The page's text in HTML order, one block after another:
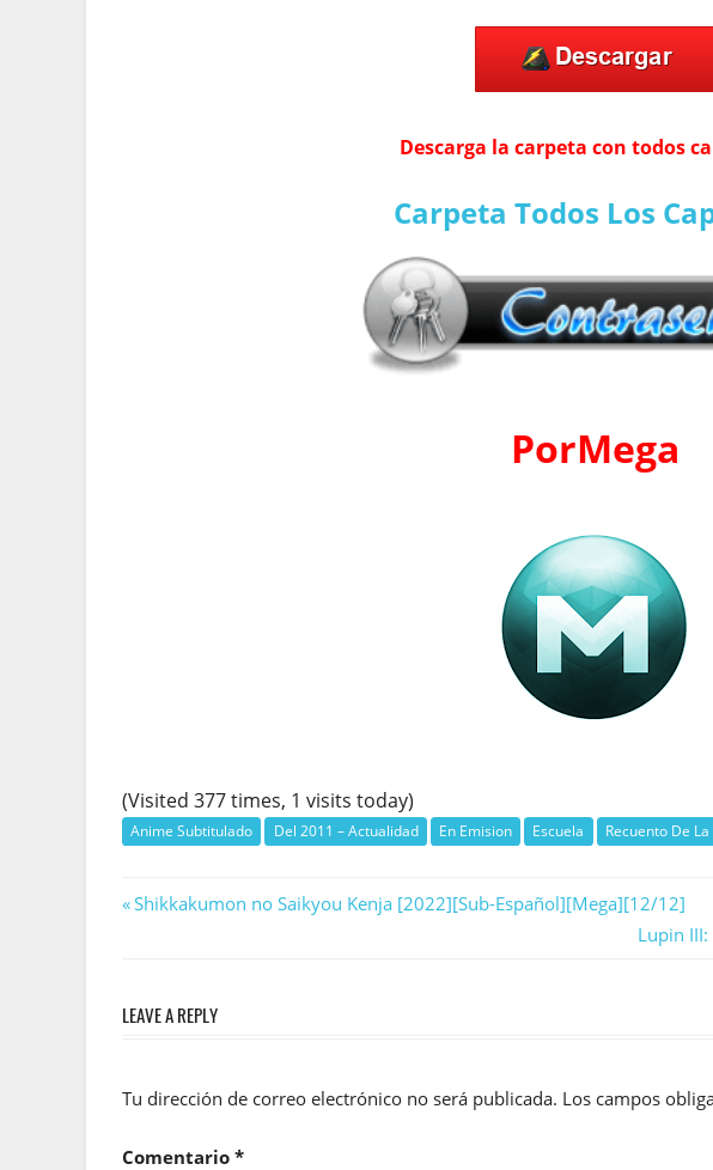
Descarga la carpeta con todos
Carpeta Todos Los
PorMega
(Visited 377 times, 1 visits today)
Anime Subtitulado Del 2011 – Actualidad En Emision Escuela Recuento De La
Navegación
entradas
Previous
Shikkakumon no Saikyou Kenja [2022][Sub-Español][Mega][12/12]
Next
Lupin
LEAVE A REPLY
Tu dirección de correo electrónico no será publicada. Los campos
Comentario *